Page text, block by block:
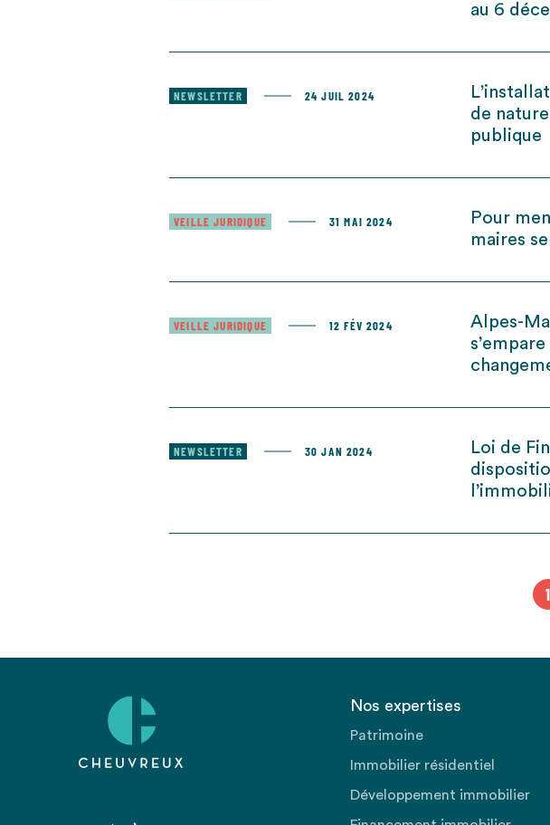
au 6
NEWSLETTER 24 JUIL 2024
de
publique
VEILLE JURIDIQUE 31 MAI 2024
Pour
maires
VEILLE JURIDIQUE 12 FÉV 2024
Alpes-
NEWSLETTER 30 JAN 2024
Loi de
1
Nos expertises
Patrimoine
Immobilier résidentiel
Développement immobilier